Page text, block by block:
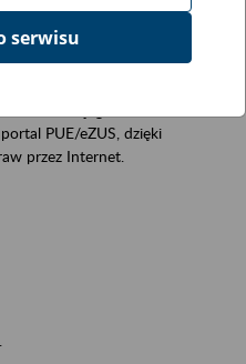
ZUS eZUS
PUE/eZUS, dzięki
przez Internet.
serwisu